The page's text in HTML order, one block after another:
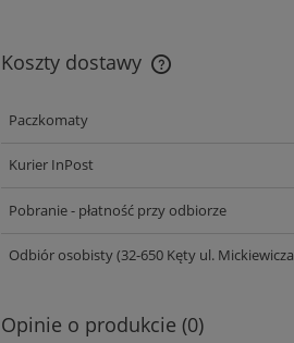
Koszty dostawy
Cena nie zawiera
Paczkomaty
Kurier InPost
Pobranie - płatność przy odbiorze
Odbiór osobisty(32-650 Kęty ul.
Opinie o produkcie (0)